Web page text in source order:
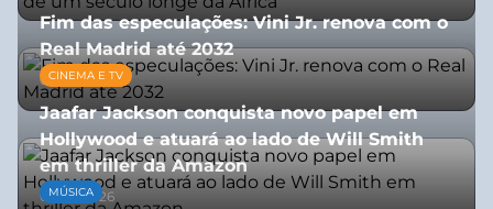
Fim das especulações: Vini Jr. renova com o
Real Madrid até 2032
06/08/2026
CINEMA E TV
Jaafar Jackson conquista novo papel em
Hollywood e atuará ao lado de Will Smith
em thriller da Amazon
06/08/2026
MÚSICA